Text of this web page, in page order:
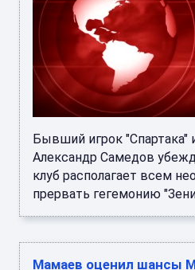
Бывший игрок "Спартака"
Александр Самедов
клуб располагает всем
прервать гегемонию
Мамаев оценил шансы